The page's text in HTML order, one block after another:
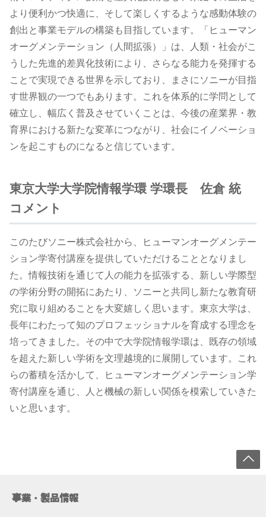
より便利かつ快適に、そして楽しくするような感動体験の
創出と事業モデルの構築も目指しています。「ヒューマン
オーグメンテーション（人間拡張）」は、人類・社会がこ
うした先進的差異化技術により、さらなる能力を発揮する
ことで実現できる世界を示しており、まさにソニーが目指
す世界観の一つでもあります。これを体系的に学問として
確立し、幅広く普及させていくことは、今後の産業界・教
育界における新たな変革につながり、社会にイノベーショ
ンを起こすものになると信じています。
東京大学大学院情報学環 学環長 佐倉 統
コメント
このたびソニー株式会社から、ヒューマンオーグメンテー
ション学寄付講座を提供していただけることとなりまし
た。情報技術を通じて人の能力を拡張する、新しい学際型
の学術分野の開拓にあたり、ソニーと共同し新たな教育研
究に取り組めることを大変嬉しく思います。東京大学は、
長年にわたって知のプロフェッショナルを育成する理念を
培ってきました。その中で大学院情報学環は、既存の領域
を超えた新しい学術を文理越境的に展開しています。これ
らの蓄積を活かして、ヒューマンオーグメンテーション学
寄付講座を通じ、人と機械の新しい関係を模索していきた
いと思います。
事業・製品情報